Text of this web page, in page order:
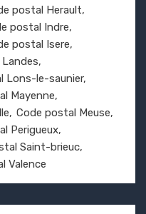
postal Herault
postal Indre
postal Isere
Lons-le-saunier
Mayenne
Code postal Meuse
Perigueux
Saint-brieuc
Valence